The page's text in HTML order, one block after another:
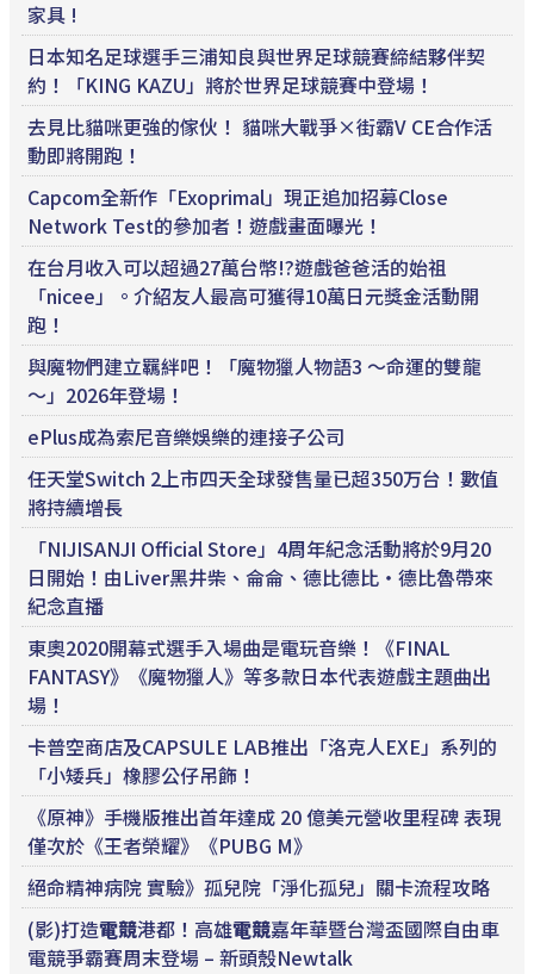
家具 !
日本知名足球選手三浦知良與世界足球競賽締結夥伴契
約！「KING KAZU」將於世界足球競賽中登場！
去見比貓咪更強的傢伙！ 貓咪大戰爭×街霸V CE合作活
動即將開跑！
Capcom全新作「Exoprimal」現正追加招募Close
Network Test的參加者！遊戲畫面曝光！
在台月收入可以超過27萬台幣!?遊戲爸爸活的始祖
「nicee」。介紹友人最高可獲得10萬日元獎金活動開
跑！
與魔物們建立羈絆吧！「魔物獵人物語3 ～命運的雙龍
～」2026年登場！
ePlus成為索尼音樂娛樂的連接子公司
任天堂Switch 2上市四天全球發售量已超350万台！數值
將持續增長
「NIJISANJI Official Store」4周年紀念活動將於9月20
日開始！由Liver黑井柴、侖侖、德比德比・德比魯帶來
紀念直播
東奧2020開幕式選手入場曲是電玩音樂！《FINAL
FANTASY》《魔物獵人》等多款日本代表遊戲主題曲出
場！
卡普空商店及CAPSULE LAB推出「洛克人EXE」系列的
「小矮兵」橡膠公仔吊飾！
《原神》手機版推出首年達成 20 億美元營收里程碑 表現
僅次於《王者榮耀》《PUBG M》
絕命精神病院 實驗》孤兒院「淨化孤兒」關卡流程攻略
(影)打造電競港都！高雄電競嘉年華暨台灣盃國際自由車
電競爭霸賽周末登場 – 新頭殼Newtalk